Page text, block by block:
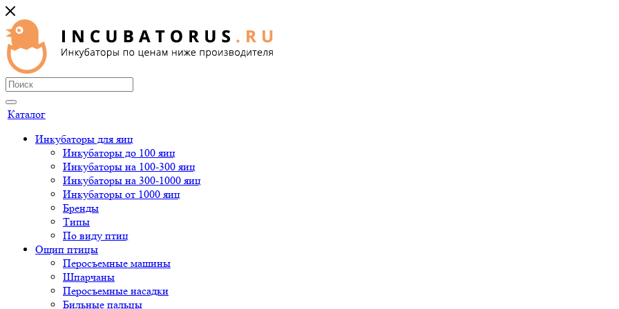
Каталог
Инкубаторы для яиц
Инкубаторы до 100 яиц
Инкубаторы на 100-300 яиц
Инкубаторы на 300-1000 яиц
Инкубаторы от 1000 яиц
Бренды
Типы
По виду птиц
Ощип птицы
Перосъемные машины
Шпарчаны
Перосъемные насадки
Бильные пальцы